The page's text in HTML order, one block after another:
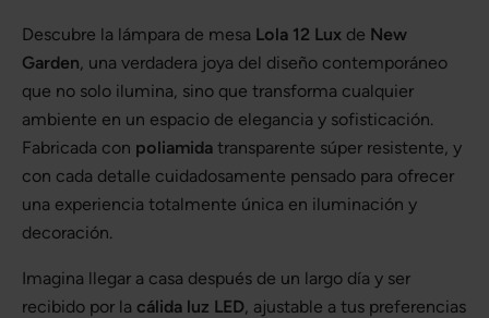
Descubre la lámpara de mesa Lola 12 Lux de New
Garden, una verdadera joya del diseño contemporáneo
que no solo ilumina, sino que transforma cualquier
ambiente en un espacio de elegancia y sofisticación.
Fabricada con poliamida transparente súper resistente, y
con cada detalle cuidadosamente pensado para ofrecer
una experiencia totalmente única en iluminación y
decoración.
Imagina llegar a casa después de un largo día y ser
recibido por la cálida luz LED, ajustable a tus preferencias